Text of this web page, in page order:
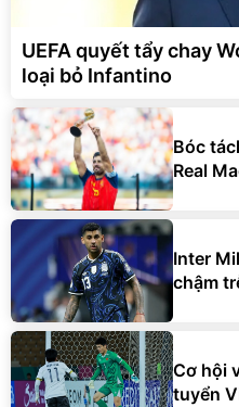
UEFA quyết tẩy chay
loại bỏ Infantino
Bóc
Real
Inter
chậm
Cơ hội
tuyển